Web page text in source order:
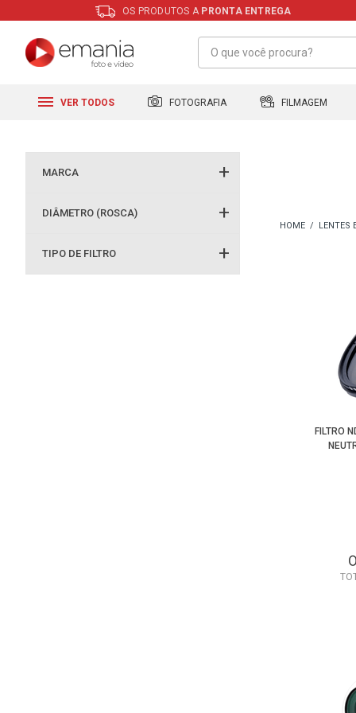
OS PRODUTOS A PRONTA ENTREGA
VER TODOS FOTOGRAFIA FILMAGEM
MARCA
DIÂMETRO (ROSCA)
TIPO DE FILTRO
LENTES
FILTRO